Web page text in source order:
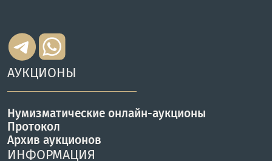
АУКЦИОНЫ
Нумизматические онлайн-аукционы
Протокол
Архив аукционов
ИНФОРМАЦИЯ